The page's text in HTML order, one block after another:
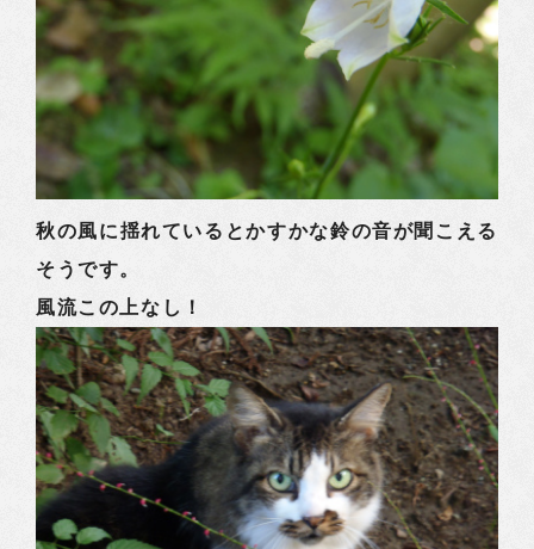
秋の風に揺れているとかすかな鈴の音が聞こえる
そうです。
風流この上なし！